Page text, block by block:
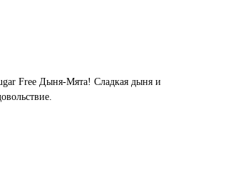
Free Дыня-Мята! Сладкая дыня и